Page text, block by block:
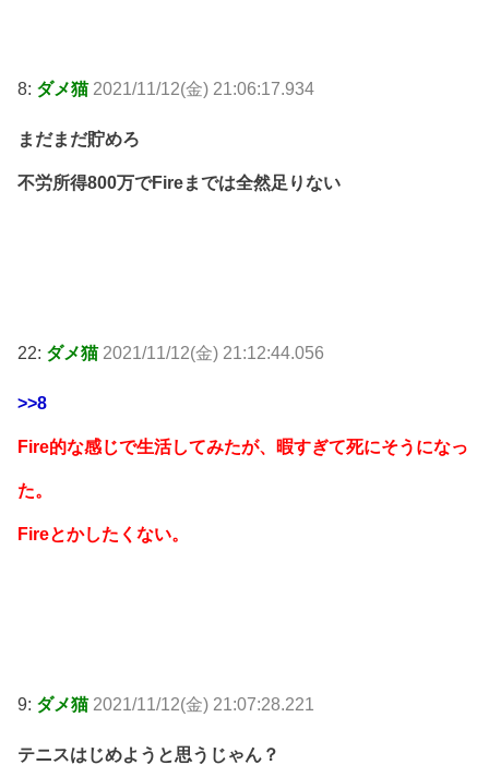
8: ダメ猫 2021/11/12(金) 21:06:17.934
まだまだ貯めろ
不労所得800万でFireまでは全然足りない
22: ダメ猫 2021/11/12(金) 21:12:44.056
>>8
Fire的な感じで生活してみたが、暇すぎて死にそうになっ
た。
Fireとかしたくない。
9: ダメ猫 2021/11/12(金) 21:07:28.221
テニスはじめようと思うじゃん？